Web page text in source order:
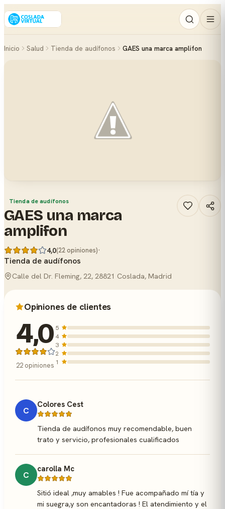
Inicio Salud Tienda de audífonos GAES una marca amplifon
Tienda de audífonos
GAES una marca
amplifon
4,0(22 opiniones)·
Tienda de audífonos
Calle del Dr. Fleming, 22, 28821 Coslada, Madrid
Opiniones de clientes
4,0
22 opiniones
5
4
3
2
1
C
Colores Cest
Tienda de audífonos muy recomendable, buen
trato y servicio, profesionales cualificados
C
carolla Mc
Sitió ideal ,muy amables ! Fue acompañado mí tía y
mi suegra,y son encantadoras ! El atendimiento y el